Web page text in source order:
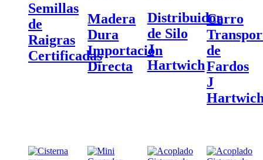
Semillas
de
Raigras
Certificadas
Madera
Dura
Importacion
Directa
Distribuidor
de Silo
J
Hartwich
Carro
de
Fardos
J